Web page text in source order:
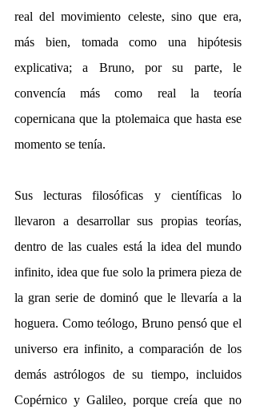
real del movimiento celeste, sino que era,
más bien, tomada como una hipótesis
explicativa; a Bruno, por su parte, le
convencía más como real la teoría
copernicana que la ptolemaica que hasta ese
momento se tenía.
Sus lecturas filosóficas y científicas lo
llevaron a desarrollar sus propias teorías,
dentro de las cuales está la idea del mundo
infinito, idea que fue solo la primera pieza de
la gran serie de dominó que le llevaría a la
hoguera. Como teólogo, Bruno pensó que el
universo era infinito, a comparación de los
demás astrólogos de su tiempo, incluidos
Copérnico y Galileo, porque creía que no